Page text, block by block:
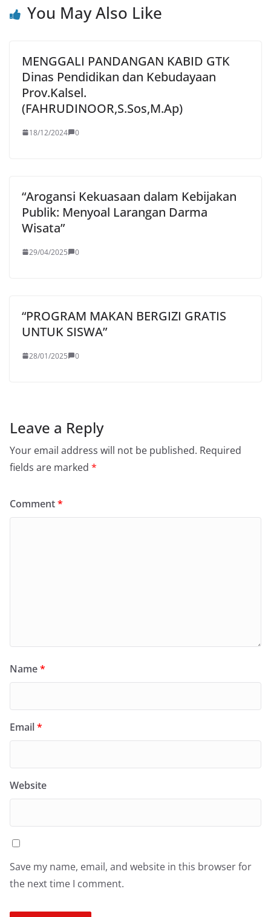
k
You May Also Like
MENGGALI PANDANGAN KABID GTK
Dinas Pendidikan dan Kebudayaan
Prov.Kalsel.
(FAHRUDINOOR,S.Sos,M.Ap)
18/12/2024 0
“Arogansi Kekuasaan dalam Kebijakan
Publik: Menyoal Larangan Darma
Wisata”
29/04/2025 0
“PROGRAM MAKAN BERGIZI GRATIS
UNTUK SISWA”
28/01/2025 0
Leave a Reply
Your email address will not be published. Required
fields are marked *
Comment*
Name*
Email*
Website
Save my name, email, and website in this browser for
the next time I comment.